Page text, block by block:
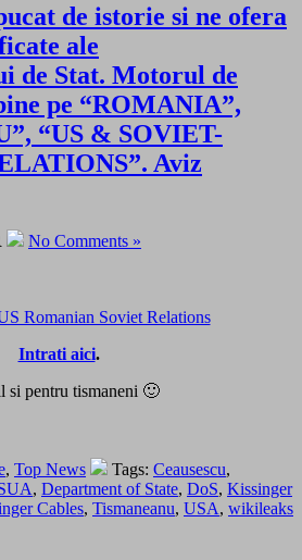
de istorie si ne ofera
ale
de Stat. Motorul de
pe “ROMANIA”,
“US & SOVIET-
Aviz
No Comments »
Intrati aici.
si pentru tismaneni 🙂
, Top News Tags: Ceausescu,
, Department of State, DoS, Kissinger
Cables, Tismaneanu, USA, wikileaks